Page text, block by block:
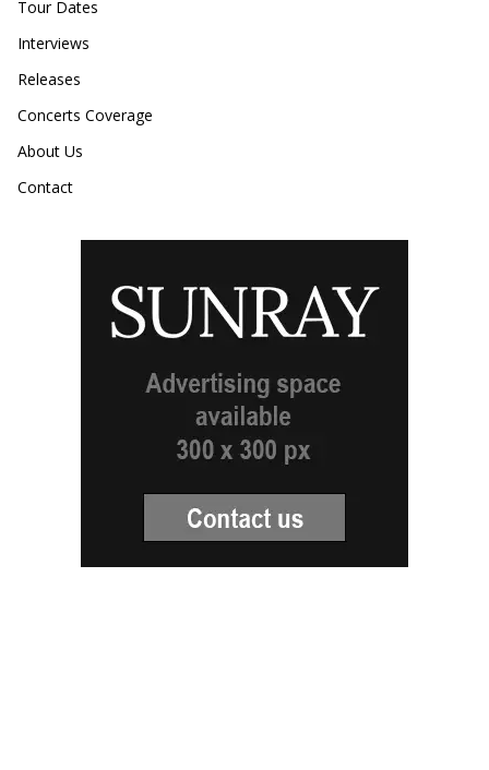
Tour Dates
Interviews
Releases
Concerts Coverage
About Us
Contact